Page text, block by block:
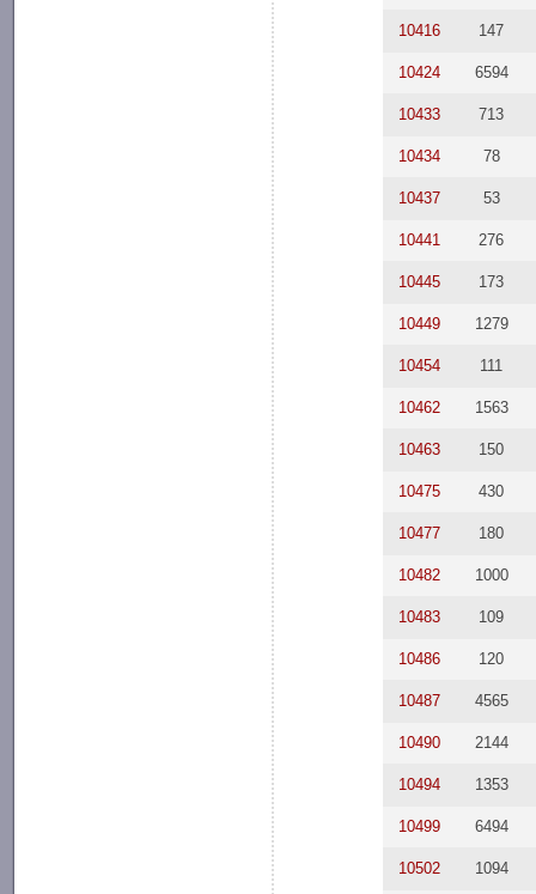
10416 147
10424 6594
10433 713
10434 78
10437 53
10441 276
10445 173
10449 1279
10454 111
10462 1563
10463 150
10475 430
10477 180
10482 1000
10483 109
10486 120
10487 4565
10490 2144
10494 1353
10499 6494
10502 1094